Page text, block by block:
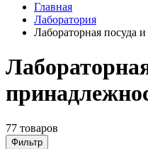
Главная
Лаборатория
Лабораторная посуда
77 товаров
Фильтр